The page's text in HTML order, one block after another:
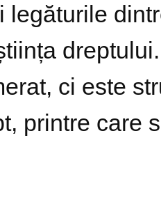
legăturile
ci este
printre care